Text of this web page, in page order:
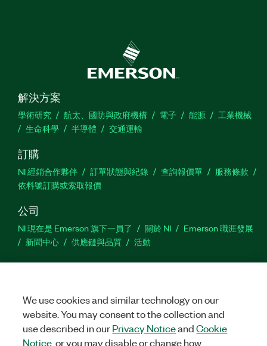
Measurement Software (SVOne) 亦具備分析濾波
器、量測週期資料對齊、資料匯出等功能。
产品编号：
解決方案
學術研究 航太、國防與政府機構 電子 能源
工業機械
生命科學
半導體 交通運輸
訂購
NI 經銷合作夥伴 訂單狀態與紀錄 查詢報價單
服務條款
依料號訂購或索取報價
公司
NI 現在是 Emerson 旗下一員了 關於 NI
Emerson 職涯發展
新聞中心
供應鏈與品質 活動
支援
站建議
TwitterFacebook
We use cookies and similar technology on our
website. You may consent to the collection and
use described in ourPrivacy NoticeandCookie
Notice , or you may disable or change how